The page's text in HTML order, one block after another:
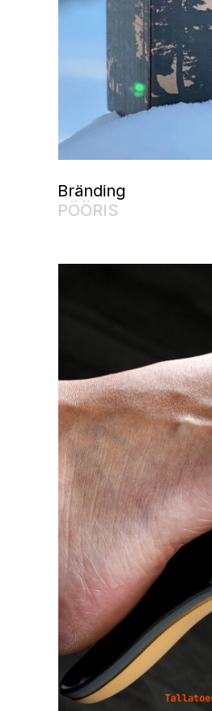
Bränding
PÖÖRIS